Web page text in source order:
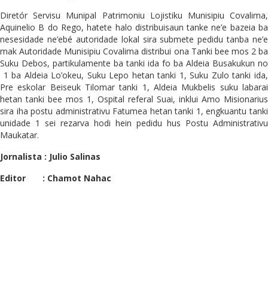
Diretór Servisu Munipal Patrimoniu Lojistiku Munisipiu Covalima,
Aquinelio B do Rego, hatete halo distribuisaun tanke ne’e bazeia ba
nesesidade ne’ebé autoridade lokal sira submete pedidu tanba ne’e
mak Autoridade Munisipiu Covalima distribui ona Tanki bee mos 2 ba
Suku Debos, partikulamente ba tanki ida fo ba Aldeia Busakukun no
1 ba Aldeia Lo’okeu, Suku Lepo hetan tanki 1, Suku Zulo tanki ida,
Pre eskolar Beiseuk Tilomar tanki 1, Aldeia Mukbelis suku labarai
hetan tanki bee mos 1, Ospital referal Suai, inklui Amo Misionarius
sira iha postu administrativu Fatumea hetan tanki 1, engkuantu tanki
unidade 1 sei rezarva hodi hein pedidu hus Postu Administrativu
Maukatar.
Jornalista : Julio Salinas
Editor : Chamot Nahac